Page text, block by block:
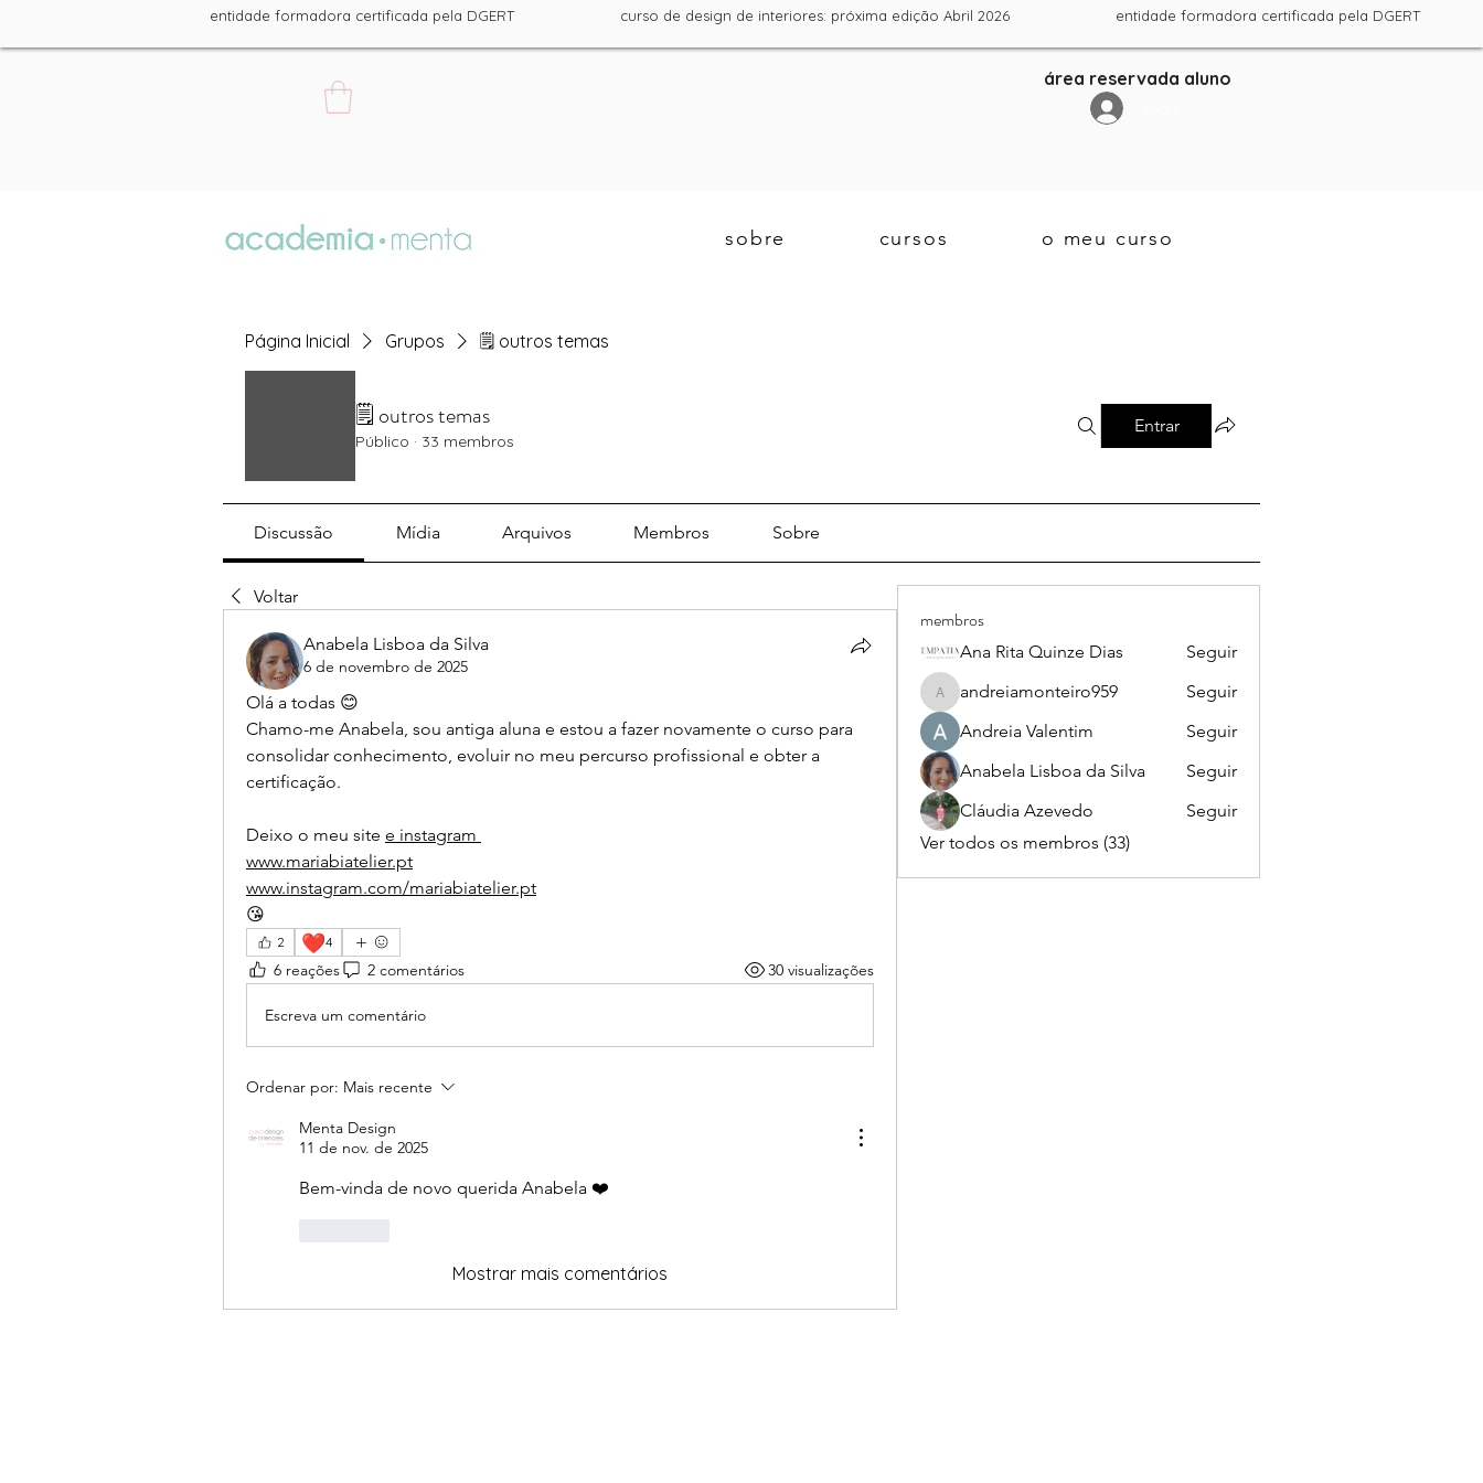
entidade formadora certificada pela DGERT curso de design de interiores: próxima edição Abril 2026 entidade formadora certificada pela DGERT
área reservada aluno
sobre cursos o meu curso
Página Inicial Grupos 🗒 outros temas
🗒 outros temas
Público · 33 membros
Entrar
Discussão Mídia Arquivos Membros Sobre
Voltar
Anabela Lisboa da Silva
6 de novembro de 2025
Olá a todas 😊
Chamo-me Anabela, sou antiga aluna e estou a fazer novamente o curso para
consolidar conhecimento, evoluir no meu percurso profissional e obter a
certificação.
Deixo o meu site e instagram
www.mariabiatelier.pt
www.instagram.com/mariabiatelier.pt
😘
2 ❤️4
6 reações 2 comentários 30 visualizações
Escreva um comentário
Ordenar por: Mais recente
Menta Design
11 de nov. de 2025
Bem-vinda de novo querida Anabela ❤️
Mostrar mais comentários
membros
Ana Rita Quinze Dias Seguir
andreiamonteiro959
andreiamonteiro959
Seguir
Andreia Valentim
Seguir
Anabela Lisboa da Silva
Seguir
Cláudia Azevedo
Seguir
Ver todos os membros (33)